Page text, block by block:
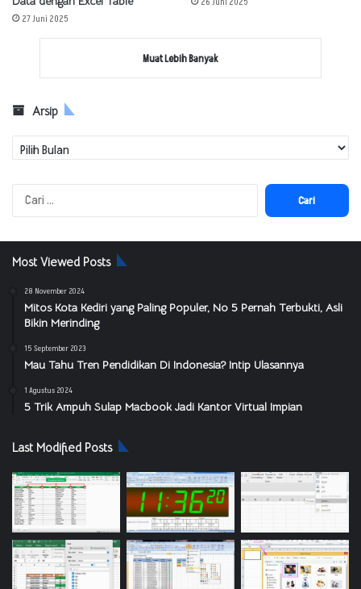
27 Juni 2025
Muat Lebih Banyak
Arsip
Cari
untuk:
Most Viewed Posts
28 November 2024
Mitos Kota Kediri yang Paling Populer, No 5 Pernah Terbukti, Asli
Bikin Merinding
15 September 2023
Mau Tahu Tren Pendidikan Di Indonesia? Intip Ulasannya
1 Agustus 2024
5 Trik Ampuh Sulap Macbook Jadi Kantor Virtual Impian
Last Modified Posts